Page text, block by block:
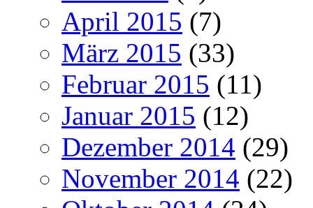
April 2015 (7)
März 2015 (33)
Februar 2015 (11)
Januar 2015 (12)
Dezember 2014 (29)
November 2014 (22)